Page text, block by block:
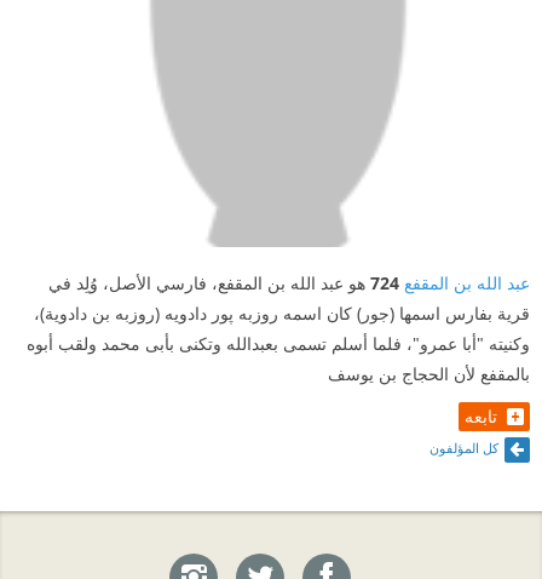
عبد الله بن المقفع 724 هو عبد الله بن المقفع، فارسي الأصل، وُلِد في
قرية بفارس اسمها (جور) كان اسمه روزبه پور دادویه (روزبه بن دادوية)،
وكنيته "أبا عمرو"، فلما أسلم تسمى بعبدالله وتكنى بأبى محمد ولقب أبوه
بالمقفع لأن الحجاج بن يوسف
تابعه
كل المؤلفون